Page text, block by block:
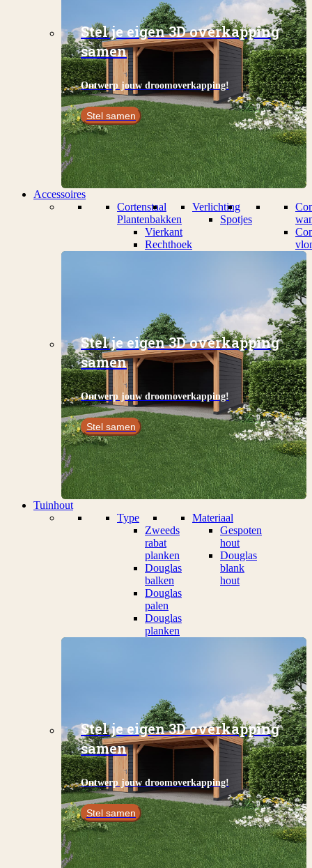
Stel je eigen 3D overkapping
samen
Ontwerp jouw droomoverkapping!
Stel samen
Accessoires
Cortenstaal
Plantenbakken
Vierkant
Rechthoek
Verlichting
Spotjes
Stel je eigen 3D overkapping
samen
Ontwerp jouw droomoverkapping!
Stel samen
Tuinhout
Type
Zweeds
rabat
planken
Douglas
balken
Douglas
palen
Douglas
planken
Materiaal
Gespoten
hout
Douglas
blank
hout
Stel je eigen 3D overkapping
samen
Ontwerp jouw droomoverkapping!
Stel samen